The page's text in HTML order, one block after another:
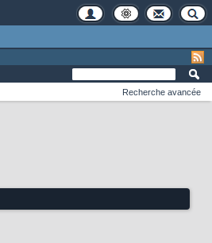
Recherche avancée